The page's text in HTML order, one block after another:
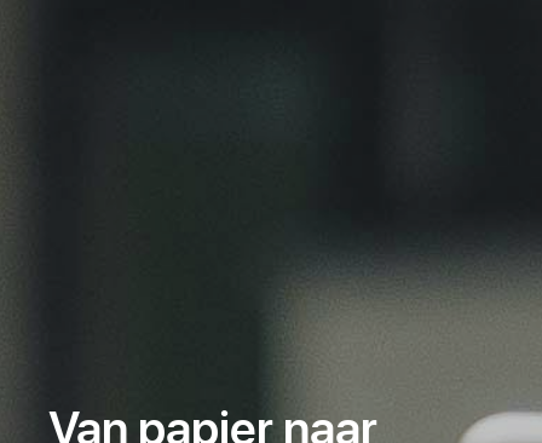
Van papier naar